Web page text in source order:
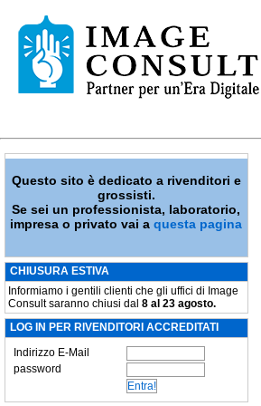
Questo sito è dedicato a rivenditori e
grossisti.
Se sei un professionista, laboratorio,
impresa o privato vai aquesta pagina
CHIUSURA ESTIVA
Informiamo i gentili clienti che gli uffici di Image
Consult saranno chiusi dal 8 al 23 agosto.
LOG IN PER RIVENDITORI ACCREDITATI
Indirizzo E-Mail
password